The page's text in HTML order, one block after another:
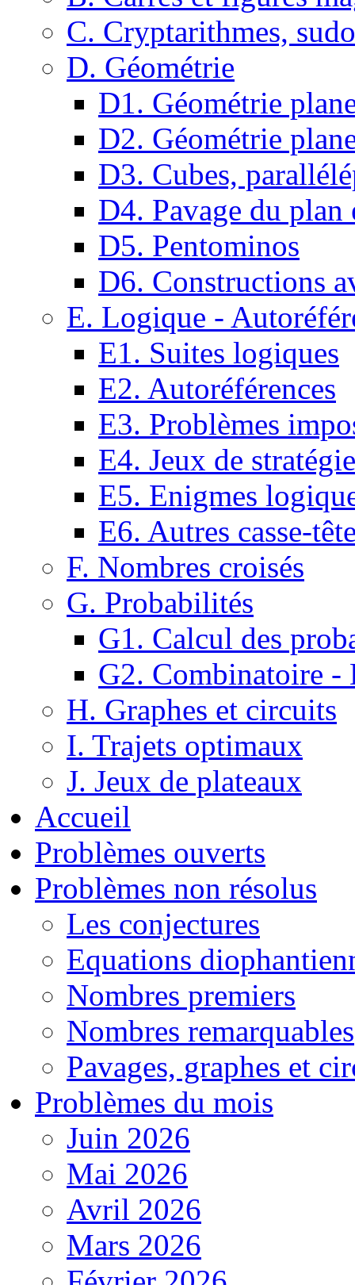
C. Cryptarithmes,
D. Géométrie
D1. Géométrie
D2. Géométrie
D3. Cubes,
D4. Pavage du plan
D5. Pentominos
D6. Constructions
E. Logique -
E1. Suites logiques
E2. Autoréférences
E3. Problèmes
E4. Jeux de stratégie
E5. Enigmes
E6. Autres casse-
F. Nombres croisés
G. Probabilités
G1. Calcul des
G2. Combinatoire -
H. Graphes et circuits
I. Trajets optimaux
J. Jeux de plateaux
Accueil
Problèmes ouverts
Problèmes non résolus
Les conjectures
Equations
Nombres premiers
Nombres remarquables
Pavages, graphes et
Problèmes du mois
Juin 2026
Mai 2026
Avril 2026
Mars 2026